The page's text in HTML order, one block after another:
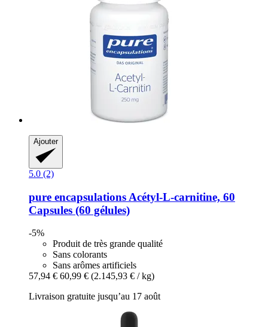
Ajouter
5.0 (2)
pure encapsulations Acétyl-​L-​carnitine, 60
Capsules (60 gélules)
-5%
Produit de très grande qualité
Sans colorants
Sans arômes artificiels
57,94 € 60,99 € (2.145,93 € / kg)
Livraison gratuite jusqu’au 17 août